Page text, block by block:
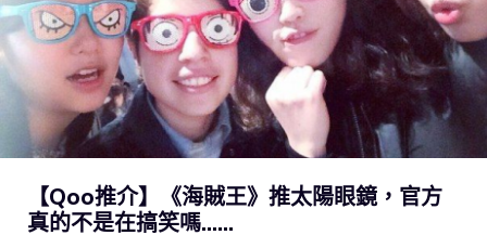
【Qoo推介】《海賊王》推太陽眼鏡，官方
真的不是在搞笑嗎……